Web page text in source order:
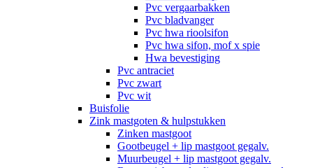
Pvc vergaarbakken
Pvc bladvanger
Pvc hwa rioolsifon
Pvc hwa sifon, mof x spie
Hwa bevestiging
Pvc antraciet
Pvc zwart
Pvc wit
Buisfolie
Zink mastgoten & hulpstukken
Zinken mastgoot
Gootbeugel + lip mastgoot gegalv.
Muurbeugel + lip mastgoot gegalv.